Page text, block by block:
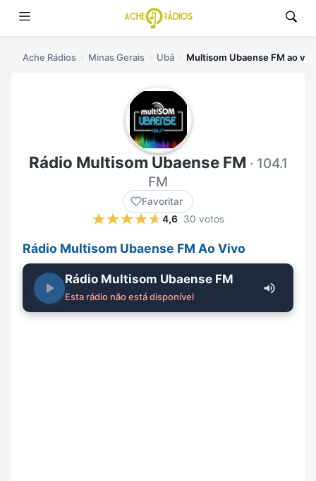
Ache Rádios Minas Gerais Ubá Multisom Ubaense FM ao
Rádio Multisom Ubaense FM · 104.1
FM
Favoritar
4,6 30 votos
Rádio Multisom Ubaense FM Ao Vivo
Rádio Multisom Ubaense FM
Esta rádio não está disponível